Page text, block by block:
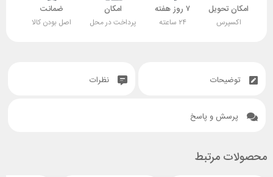
امکان تحویل
اکسپرس
۷ روز هفته
۲۴ ساعته
امکان
پرداخت در محل
ضمانت
اصل بودن کالا
توضیحات نظرات
پرسش و پاسخ
محصولات مرتبط